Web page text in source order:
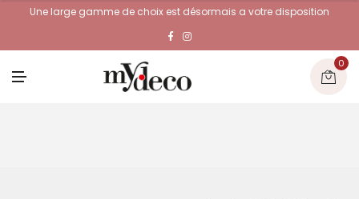
Une large gamme de choix est désormais a votre disposition
0